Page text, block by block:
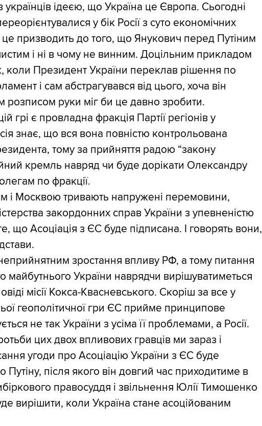
ідеєю, що Україна це Європа. Сьогодні
у бік Росії з суто економічних
це призводить до того, що Янукович перед Путіним
і ні в чому не винним. Доцільним прикладом
коли Президент України переклав рішення по
і сам абстрагувався від цього, хоча він
розписом руки міг би це давно зробити.
грі є провладна фракція Партії регіонів у
знає, що вся вона повністю контрольована
тому за прийняття радою “закону
кремль навряд чи буде дорікати Олександру
по фракції.
і Москвою тривають напружені перемовини,
закордонних справ України з упевненістю
що Асоціація з ЄС буде підписана. І говорять вони,
зростання впливу РФ, а тому питання
майбутнього України наврядчи вирішуватиметься
місії Кокса-Квасневського. Скоріш за все у
геополітичної гри ЄС прийме принципове
не так України з усіма її проблемами, а Росії.
цих двох впливових гравців ми зараз і
угоди про Асоціацію України з ЄС буде
після якого він довгий час приходитиме в
правосуддя і звільнення Юлії Тимошенко
вирішити, коли Україна стане асоційованим